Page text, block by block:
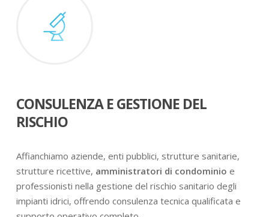
CONSULENZA E GESTIONE DEL
RISCHIO
Affianchiamo aziende, enti pubblici, strutture sanitarie,
strutture ricettive, amministratori di condominio e
professionisti nella gestione del rischio sanitario degli
impianti idrici, offrendo consulenza tecnica qualificata e